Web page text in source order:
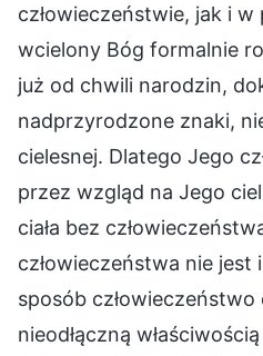
człowieczeństwie, jak i w
wcielony Bóg formalnie
już od chwili narodzin,
nadprzyrodzone znaki,
cielesnej. Dlatego Jego
przez wzgląd na Jego
ciała bez
człowieczeństwa nie jest
sposób człowieczeństwo
nieodłączną